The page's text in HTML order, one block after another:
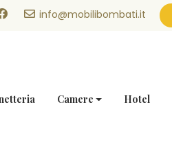
info@mobilibombati.it
Camere Hotel